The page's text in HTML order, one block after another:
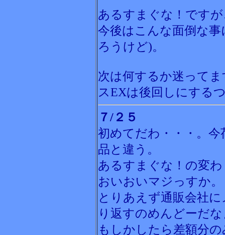
あるすまぐな！です
今後はこんな面倒な
ろうけど)。
次は何するか迷って
スEXは後回しにする
７/２５
初めてだわ・・・。
品と違う。
あるすまぐな！の変
おいおいマジっすか。
とりあえず通販会社
り返すのめんどーだ
もしかしたら差額分